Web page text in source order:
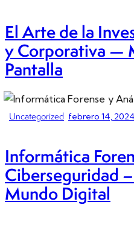
El Arte de la
y Corporativa —
Pantalla
Uncategorized febrero 14, 2024
Informática
Ciberseguridad
Mundo Digital